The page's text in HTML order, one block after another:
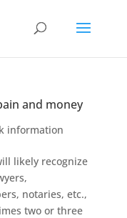
and money
information
likely recognize
notaries, etc.,
two or three